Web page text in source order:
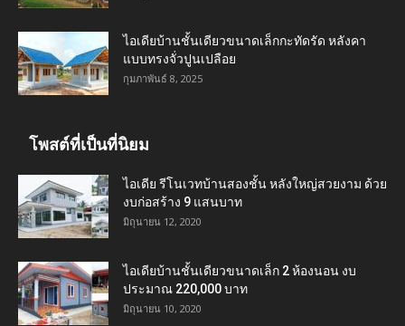
ไอเดียบ้านชั้นเดียวขนาดเล็กกะทัดรัด หลังคา
แบบทรงจั่วปูนเปลือย
กุมภาพันธ์ 8, 2025
โพสต์ที่เป็นที่นิยม
ไอเดีย รีโนเวทบ้านสองชั้น หลังใหญ่สวยงาม ด้วย
งบก่อสร้าง 9 แสนบาท
มิถุนายน 12, 2020
ไอเดียบ้านชั้นเดียวขนาดเล็ก 2 ห้องนอน งบ
ประมาณ 220,000 บาท
มิถุนายน 10, 2020